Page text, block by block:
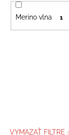
Merino vlna 1
VYMAZAŤ FILTRE